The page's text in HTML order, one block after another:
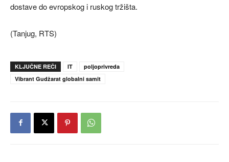
dostave do evropskog i ruskog tržišta.
(Tanjug, RTS)
KLJUČNE REČI IT
poljoprivreda
Vibrant Gudžarat globalni samit